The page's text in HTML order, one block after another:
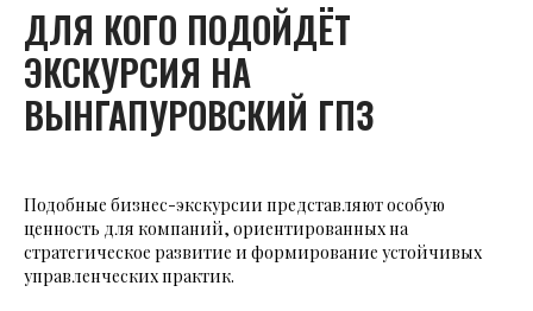
ДЛЯ КОГО ПОДОЙДЁТ
ЭКСКУРСИЯ НА
ВЫНГАПУРОВСКИЙ ГПЗ
Подобные бизнес-экскурсии представляют особую
ценность для компаний, ориентированных на
стратегическое развитие и формирование устойчивых
управленческих практик.